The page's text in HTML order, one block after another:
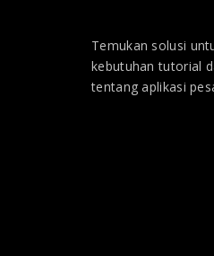
Temukan solusi
kebutuhan tutorial
tentang aplikasi